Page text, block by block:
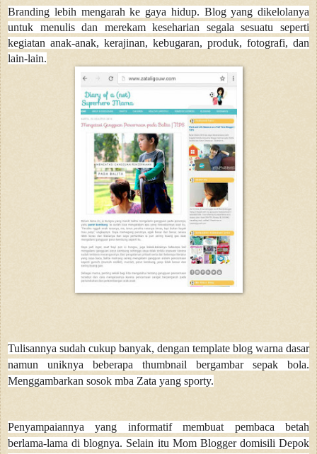
Branding lebih mengarah ke gaya hidup. Blog yang dikelolanya
untuk menulis dan merekam keseharian segala sesuatu seperti
kegiatan anak-anak, kerajinan, kebugaran, produk, fotografi, dan
lain-lain.
Tulisannya sudah cukup banyak, dengan template blog warna dasar
namun uniknya beberapa thumbnail bergambar sepak bola.
Menggambarkan sosok mba Zata yang sporty.
Penyampaiannya yang informatif membuat pembaca betah
berlama-lama di blognya. Selain itu Mom Blogger domisili Depok